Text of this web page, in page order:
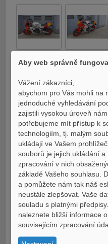
E-
E-
XSR900GP_3 XSR900GP_4
XSR900GP_6
Nabízíme k prodeji předváděcí
najeto cca 4500 km. Doplňky v
systém Akrapovič, sportovní držák
Aby web správně
Vážení zákazníci,
abychom pro Vás mohli na
jednoduché vyhledávání
zajistili vysokou úroveň
potřebujeme mít přístup k
technologiím, tj. malým
ukládají ve Vašem
souborů je jejich ukládání
zpracování v nich
základě Vašeho souhlasu.
a pomůžete nám tak náš
neustále zlepšovat. Vaše
souladu s platnými
naleznete bližší informace
souvisejícím zpracování